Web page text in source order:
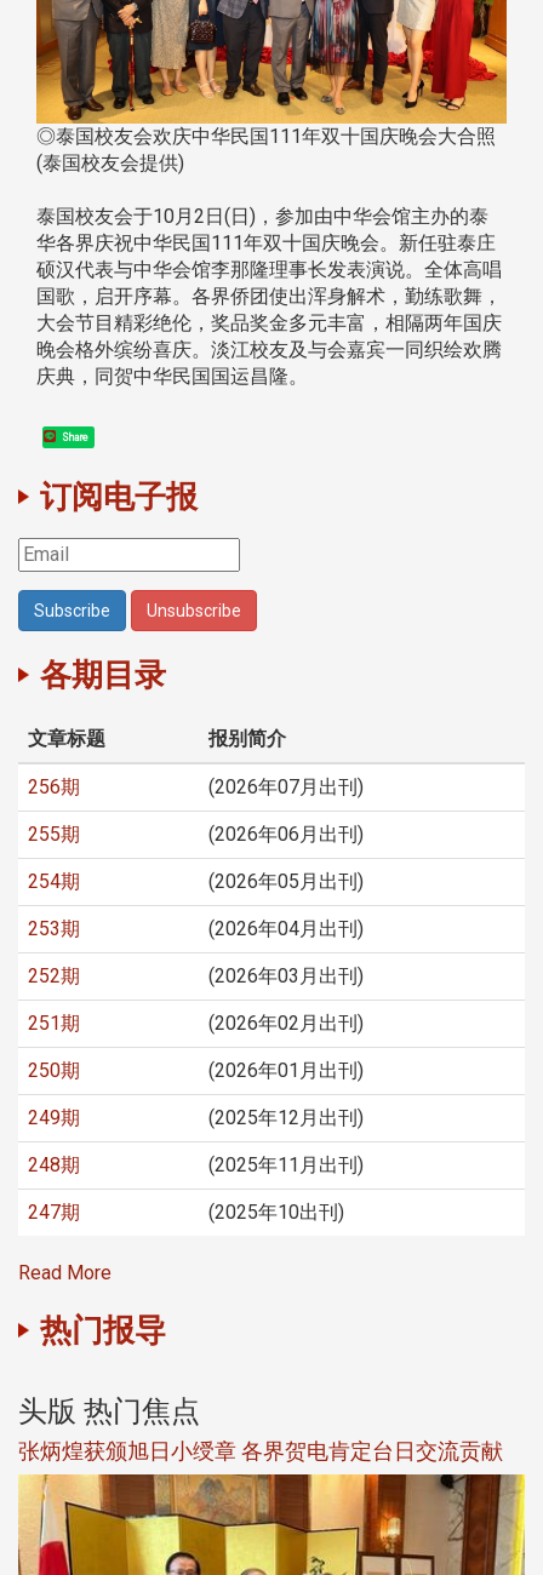
◎泰国校友会欢庆中华民国111年双十国庆晚会大合照
(泰国校友会提供)
泰国校友会于10月2日(日)，参加由中华会馆主办的泰
华各界庆祝中华民国111年双十国庆晚会。新任驻泰庄
硕汉代表与中华会馆李那隆理事长发表演说。全体高唱
国歌，启开序幕。各界侨团使出浑身解术，勤练歌舞，
大会节目精彩绝伦，奖品奖金多元丰富，相隔两年国庆
晚会格外缤纷喜庆。淡江校友及与会嘉宾一同织绘欢腾
庆典，同贺中华民国国运昌隆。
Share
订阅电子报
各期目录
文章标题 报别简介
256期 (2026年07月出刊)
255期 (2026年06月出刊)
254期 (2026年05月出刊)
253期 (2026年04月出刊)
252期 (2026年03月出刊)
251期 (2026年02月出刊)
250期 (2026年01月出刊)
249期 (2025年12月出刊)
248期 (2025年11月出刊)
247期 (2025年10出刊)
Read More
热门报导
头版 热门焦点
张炳煌获颁旭日小绶章 各界贺电肯定台日交流贡献